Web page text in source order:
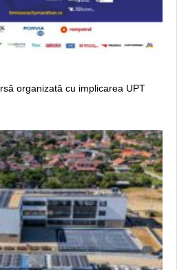
organizată cu implicarea UPT